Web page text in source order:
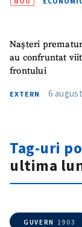
Nașteri
au confruntat
frontului
EXTERN 6
Tag-uri
ultima
GUVERN 1903
Email
+
+